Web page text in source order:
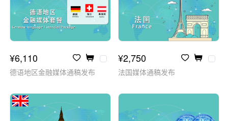
¥6,110
德语地区金融媒体通稿发布
¥2,750
法国媒体通稿发布